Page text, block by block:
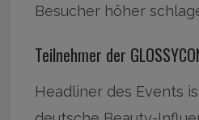
Besucher höher
Teilnehmer der
Headliner des Events